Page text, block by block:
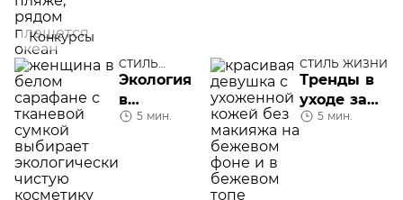
Конкурсы
СТИЛЬ
ЖИЗНИ
Экология
в
косметике.
5 мин.
СТИЛЬ ЖИЗНИ
Тренды в
уходе за
кожей–
5 мин.